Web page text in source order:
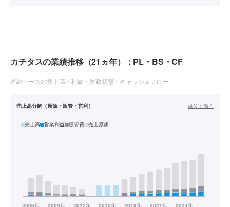
カチタスの業績推移（21ヵ年）：PL・BS・CF
連結ベースの売上高・利益・財政状態・キャッシュフロー
売上高分解（原価・販管・営利） 単位： 億円
売上高 営業利益 販管費 売上原価